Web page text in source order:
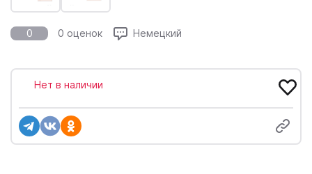
0 0 оценок Немецкий
Нет в наличии